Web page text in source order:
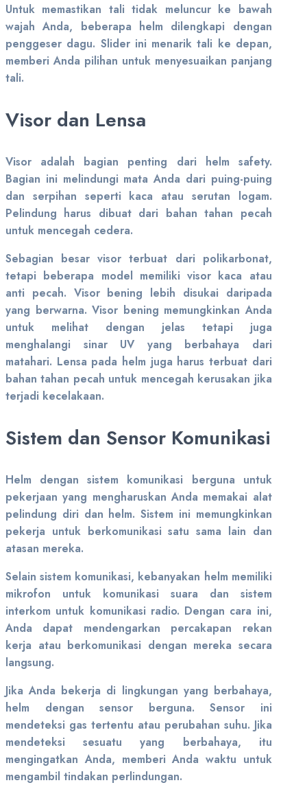
Untuk memastikan tali tidak meluncur ke bawah
wajah Anda, beberapa helm dilengkapi dengan
penggeser dagu. Slider ini menarik tali ke depan,
memberi Anda pilihan untuk menyesuaikan panjang
tali.
Visor dan Lensa
Visor adalah bagian penting dari helm safety.
Bagian ini melindungi mata Anda dari puing-puing
dan serpihan seperti kaca atau serutan logam.
Pelindung harus dibuat dari bahan tahan pecah
untuk mencegah cedera.
Sebagian besar visor terbuat dari polikarbonat,
tetapi beberapa model memiliki visor kaca atau
anti pecah. Visor bening lebih disukai daripada
yang berwarna. Visor bening memungkinkan Anda
untuk melihat dengan jelas tetapi juga
menghalangi sinar UV yang berbahaya dari
matahari. Lensa pada helm juga harus terbuat dari
bahan tahan pecah untuk mencegah kerusakan jika
terjadi kecelakaan.
Sistem dan Sensor Komunikasi
Helm dengan sistem komunikasi berguna untuk
pekerjaan yang mengharuskan Anda memakai alat
pelindung diri dan helm. Sistem ini memungkinkan
pekerja untuk berkomunikasi satu sama lain dan
atasan mereka.
Selain sistem komunikasi, kebanyakan helm memiliki
mikrofon untuk komunikasi suara dan sistem
interkom untuk komunikasi radio. Dengan cara ini,
Anda dapat mendengarkan percakapan rekan
kerja atau berkomunikasi dengan mereka secara
langsung.
Jika Anda bekerja di lingkungan yang berbahaya,
helm dengan sensor berguna. Sensor ini
mendeteksi gas tertentu atau perubahan suhu. Jika
mendeteksi sesuatu yang berbahaya, itu
mengingatkan Anda, memberi Anda waktu untuk
mengambil tindakan perlindungan.